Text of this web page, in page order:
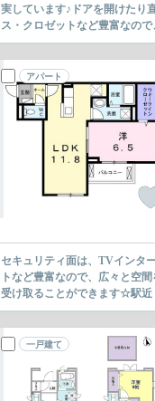
実しています♪ドアを開けたり
ス・クロゼットなど豊富なの
アパート
セキュリティ面は、TVインタ
トなど豊富なので、広々と空
受け取ることができます☆駅近
一戸建て